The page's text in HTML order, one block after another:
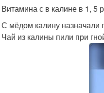
Витамина с в калине в 1, 5
С мёдом калину назначали
Чай из калины пили при